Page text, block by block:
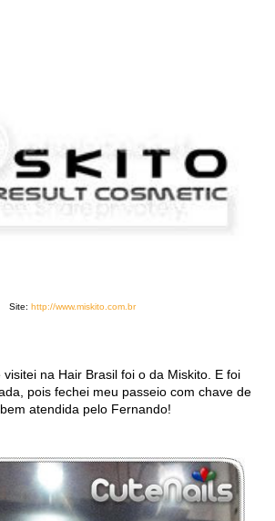
Site: http://www.miskito.com.br
na Hair Brasil foi o da Miskito. E foi
pois fechei meu passeio com chave de
atendida pelo Fernando!